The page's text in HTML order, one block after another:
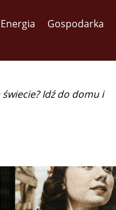
Energia Gospodarka
Idź do domu i